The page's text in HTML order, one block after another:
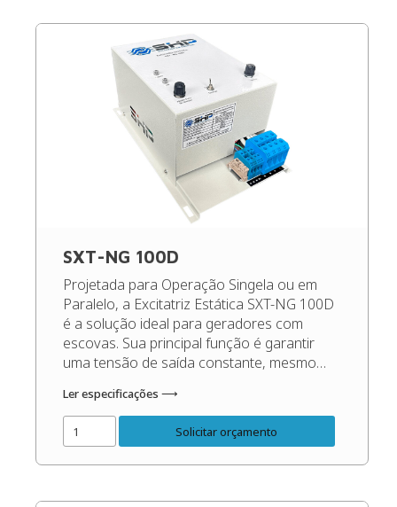
SXT-NG 100D
Projetada para Operação Singela ou em
Paralelo, a Excitatriz Estática SXT-NG 100D
é a solução ideal para geradores com
escovas. Sua principal função é garantir
uma tensão de saída constante, mesmo
maximizando o desempenho e protegendo
os seus equipamentos. (Recomendado
para geradores de até 300 Kva). Código do
[…]
Ler especificações ⟶
Solicitar orçamento